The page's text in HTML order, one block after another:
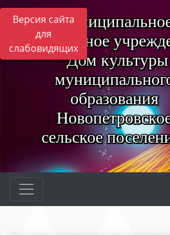
Версия сайта
для
слабовидящих
бюджетное
"Дом культуры
образования
сельское